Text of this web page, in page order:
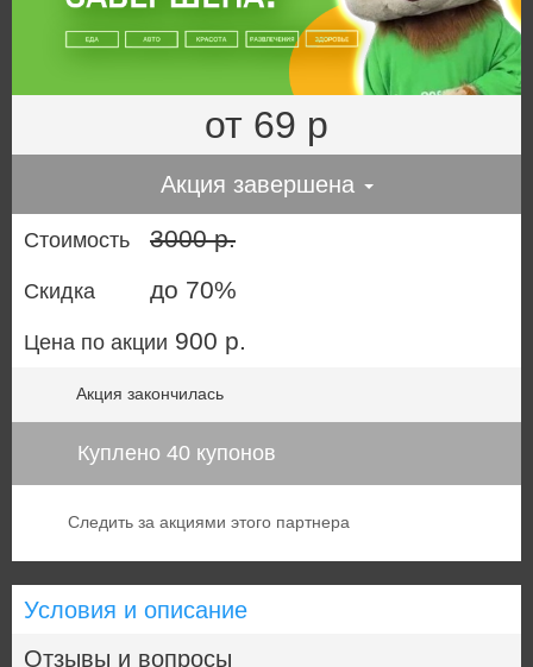
от 69 р
Акция завершена
Стоимость 3000 р.
Скидка до 70%
Цена по акции 900 р.
Акция закончилась
Куплено 40 купонов
Следить за акциями этого партнера
Условия и описание
Отзывы и вопросы